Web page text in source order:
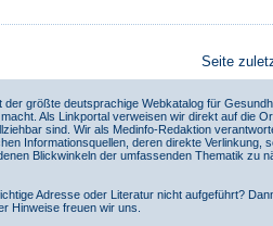
Seite
der größte deutsprachige Webkatalog für
Als Linkportal verweisen wir direkt auf die
sind. Wir als Medinfo-Redaktion
Informationsquellen, deren direkte
Blickwinkeln der umfassenden Thematik
Adresse oder Literatur nicht aufgeführt?
Hinweise freuen wir uns.